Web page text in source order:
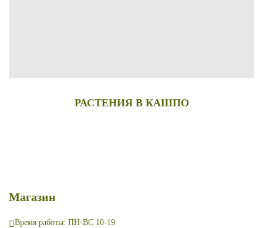
РАСТЕНИЯ В КАШПО
Магазин
Время работы: ПН-ВС 10-19